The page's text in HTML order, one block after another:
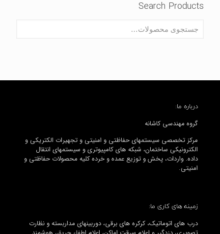
Search Products
درباره ما:
گروه مهندسی کاشانه
مرکز تخصصی سیستمهای حفاظتی و امنیتی و تجهیرات الکتریکی و
الکترونیکی ساختمان، شبکه های کامپیوتری و سیستمهای انتقال
داده. واردات، پخش و توزیع عمده و خرده کلیه محصولات حفاظتی و
امنیتی.
زمینه های کاری ما:
درب های اتوماتیک، کرکره های برقی، دوربینهای مداربسته و نظارت